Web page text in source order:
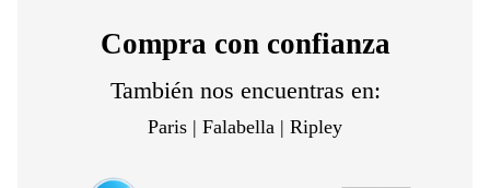
Compra con confianza
También nos encuentras en:
Paris | Falabella | Ripley